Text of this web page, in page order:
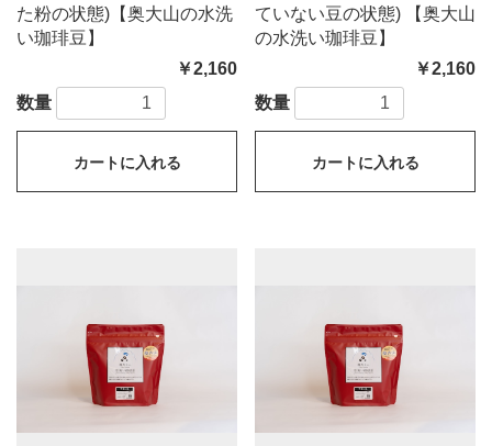
た粉の状態)【奥大山の水洗
い珈琲豆】
￥2,160
数量
カートに入れる
ていない豆の状態) 【奥大山
の水洗い珈琲豆】
￥2,160
数量
カートに入れる